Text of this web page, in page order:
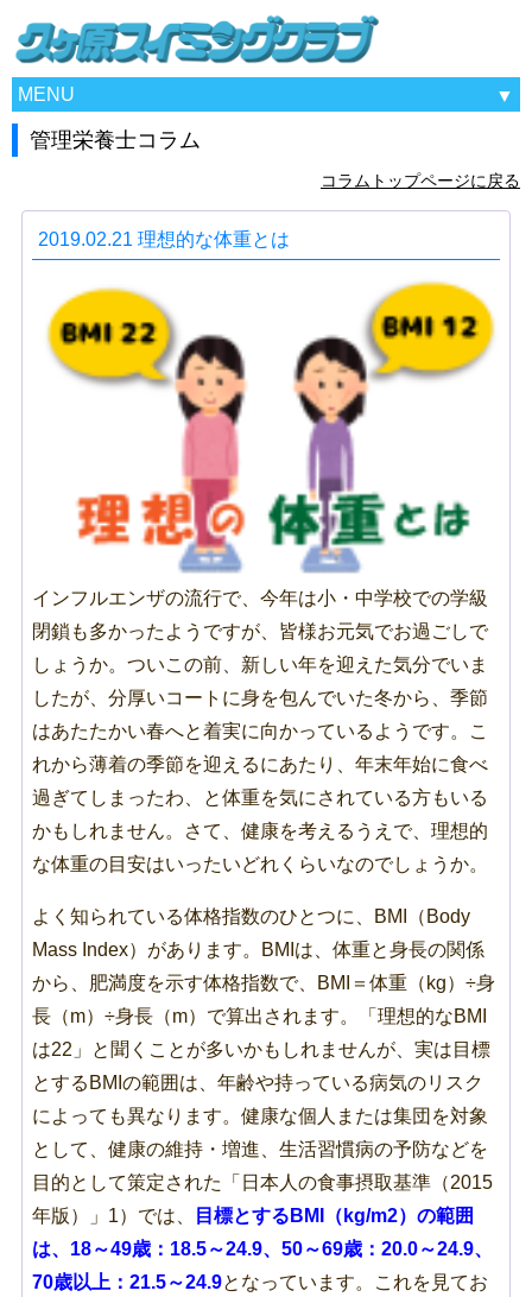
MENU
管理栄養士コラム
コラムトップページに戻る
2019.02.21 理想的な体重とは
インフルエンザの流行で、今年は小・中学校での学級
閉鎖も多かったようですが、皆様お元気でお過ごしで
しょうか。ついこの前、新しい年を迎えた気分でいま
したが、分厚いコートに身を包んでいた冬から、季節
はあたたかい春へと着実に向かっているようです。こ
れから薄着の季節を迎えるにあたり、年末年始に食べ
過ぎてしまったわ、と体重を気にされている方もいる
かもしれません。さて、健康を考えるうえで、理想的
な体重の目安はいったいどれくらいなのでしょうか。
よく知られている体格指数のひとつに、BMI（Body
Mass Index）があります。BMIは、体重と身長の関係
から、肥満度を示す体格指数で、BMI＝体重（kg）÷身
長（m）÷身長（m）で算出されます。「理想的なBMI
は22」と聞くことが多いかもしれませんが、実は目標
とするBMIの範囲は、年齢や持っている病気のリスク
によっても異なります。健康な個人または集団を対象
として、健康の維持・増進、生活習慣病の予防などを
目的として策定された「日本人の食事摂取基準（2015
年版）」1）では、
目標とするBMI（kg/m2）の範囲
は、18～49歳：18.5～24.9、50～69歳：20.0～24.9、
70歳以上：21.5～24.9となっています。これを見てお